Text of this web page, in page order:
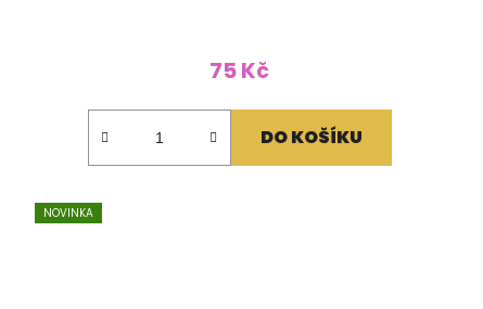
75 Kč
DO KOŠÍKU
NOVINKA